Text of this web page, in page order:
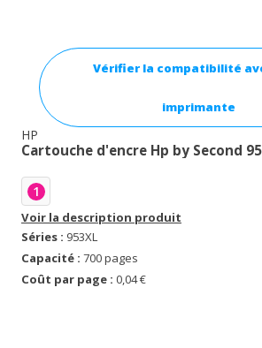
Vérifier la compatibilité
imprimante
HP
Cartouche d'encre Hp by Second
1
Voir la description produit
Séries : 953XL
Capacité : 700 pages
Coût par page : 0,04 €